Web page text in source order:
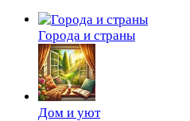
Города и страны
Дом и уют